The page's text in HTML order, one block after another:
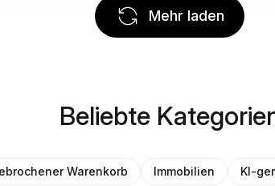
Mehr laden
Beliebte
Warenkorb Immobilien KI-